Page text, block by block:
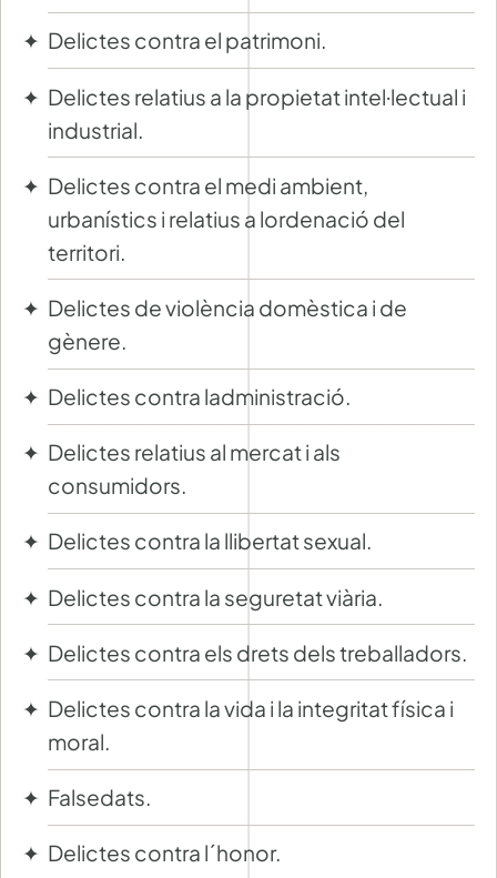
Delictes contra el patrimoni.
Delictes relatius a la propietat intel·lectual i
industrial.
Delictes contra el medi ambient,
urbanístics i relatius a lordenació del
territori.
Delictes de violència domèstica i de
gènere.
Delictes contra ladministració.
Delictes relatius al mercat i als
consumidors.
Delictes contra la llibertat sexual.
Delictes contra la seguretat viària.
Delictes contra els drets dels treballadors.
Delictes contra la vida i la integritat física i
moral.
Falsedats.
Delictes contra l´honor.